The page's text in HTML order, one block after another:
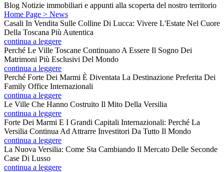
Blog Notizie immobiliari e appunti alla scoperta del nostro territorio
Home Page > News
Casali In Vendita Sulle Colline Di Lucca: Vivere L'Estate Nel Cuore
Della Toscana Più Autentica
continua a leggere
Perché Le Ville Toscane Continuano A Essere Il Sogno Dei
Matrimoni Più Esclusivi Del Mondo
continua a leggere
Perché Forte Dei Marmi È Diventata La Destinazione Preferita Dei
Family Office Internazionali
continua a leggere
Le Ville Che Hanno Costruito Il Mito Della Versilia
continua a leggere
Forte Dei Marmi E I Grandi Capitali Internazionali: Perché La
Versilia Continua Ad Attrarre Investitori Da Tutto Il Mondo
continua a leggere
La Nuova Versilia: Come Sta Cambiando Il Mercato Delle Seconde
Case Di Lusso
continua a leggere